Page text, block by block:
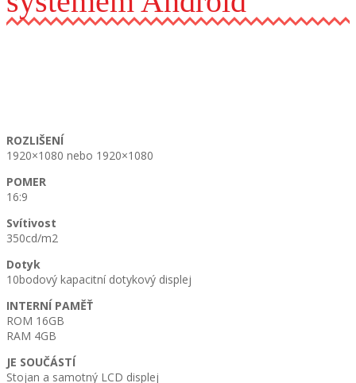
ROZLIŠENÍ
1920×1080 nebo 1920×1080
POMER
16:9
Svítivost
350cd/m2
Dotyk
10bodový kapacitní dotykový displej
INTERNÍ PAMĚŤ
ROM 16GB
RAM 4GB
JE SOUČÁSTÍ
Stojan a samotný LCD displej